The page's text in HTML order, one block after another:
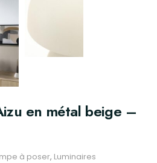
en métal beige –
à poser, Luminaires